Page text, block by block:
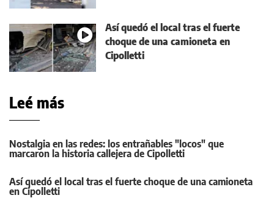
Así quedó el local tras el fuerte
choque de una camioneta en
Cipolletti
Leé más
Nostalgia en las redes: los entrañables "locos" que
marcaron la historia callejera de Cipolletti
Así quedó el local tras el fuerte choque de una camioneta
en Cipolletti